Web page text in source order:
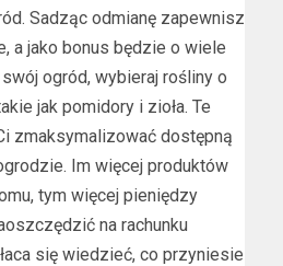
Sadząc odmianę zapewnisz
a jako bonus będzie o wiele
ogród, wybieraj rośliny o
jak pomidory i zioła. Te
zmaksymalizować dostępną
Im więcej produktów
tym więcej pieniędzy
na rachunku
się wiedzieć, co przyniesie